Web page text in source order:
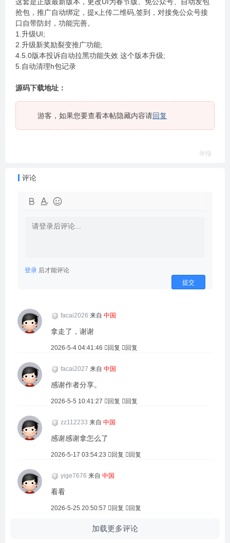
抢包，推广自动绑定，提x上传二维码,签到，对接免公众号接
口自带防封，功能完善。
1.升级UI;
2.升级新奖励裂变推广功能;
4.5.0版本投诉自动拉黑功能失效 这个版本升级;
5.自动清理h包记录
源码下载地址：
游客，如果您要查看本帖隐藏内容请回复
举报
评论
登录 后才能评论
提交
facai2026 来自 中国
拿走了，谢谢
2026-5-4 04:41:46 回复 回复
facai2027 来自 中国
感谢作者分享。
2026-5-5 10:41:27 回复 回复
zz112233 来自 中国
感谢感谢拿怎么了
2026-5-17 03:54:23 回复 回复
yige7676 来自 中国
看看
2026-5-25 20:50:57 回复 回复
加载更多评论